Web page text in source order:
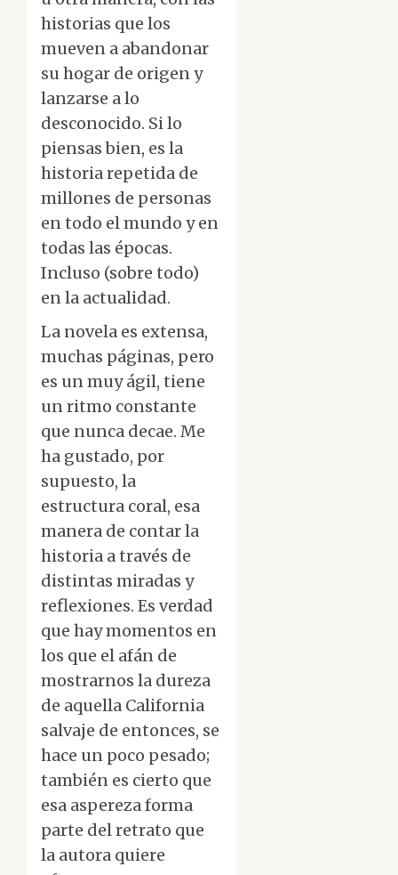
historias que los
mueven a abandonar
su hogar de origen y
lanzarse a lo
desconocido. Si lo
piensas bien, es la
historia repetida de
millones de personas
en todo el mundo y en
todas las épocas.
Incluso (sobre todo)
en la actualidad.
La novela es extensa,
muchas páginas, pero
es un muy ágil, tiene
un ritmo constante
que nunca decae. Me
ha gustado, por
supuesto, la
estructura coral, esa
manera de contar la
historia a través de
distintas miradas y
reflexiones. Es verdad
que hay momentos en
los que el afán de
mostrarnos la dureza
de aquella California
salvaje de entonces, se
hace un poco pesado;
también es cierto que
esa aspereza forma
parte del retrato que
la autora quiere